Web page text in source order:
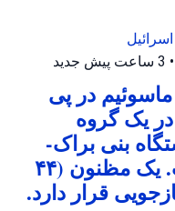
• 3 ساعت پیش جدید
در پی
در یک گروه
بنی براک-
رامات گان آغاز شده است. یک مظنون (۴۴
قرار دارد.